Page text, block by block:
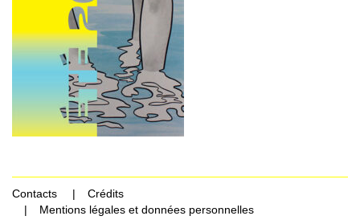
Contacts
Crédits
Mentions légales et données personnelles